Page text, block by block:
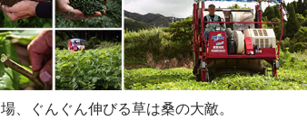
、ぐんぐん伸びる草は桑の大敵。